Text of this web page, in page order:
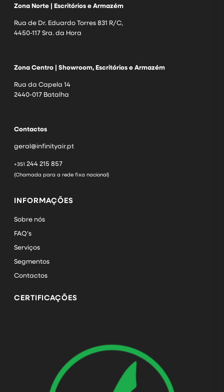
Zona Norte | Escritórios e Armazém
Rua de Dr. Eduardo Torres 831 R/C,
4450-117 Sra. da Hora
Zona Centro | Showroom, Escritórios e Armazém
Rua da Capela 14
2440-017 Batalha
Contactos
geral@infinityair.pt
+351 244 215 857
(Chamada para a rede fixa nacional)
INFORMAÇÕES
Sobre nós
FAQ's
Serviços
Segmentos
Contactos
CERTIFICAÇÕES